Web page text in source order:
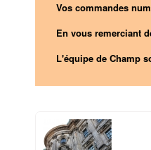
Vos commandes
En vous remerciant
L'équipe de Champ